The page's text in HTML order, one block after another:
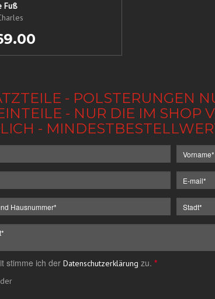
Fuß
- POLSTERUNGEN
- NUR DIE IM SHOP
-
stimme ich der Datenschutzerklärung zu. *